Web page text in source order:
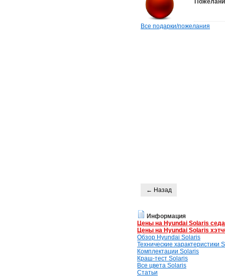
Все подарки/пожелания
← Назад
Информация
Цены на Hyundai Solaris
Цены на Hyundai Solaris
Обзор Hyundai Solaris
Технические характеристики
Комплектации Solaris
Краш-тест Solaris
Все цвета Solaris
Статьи